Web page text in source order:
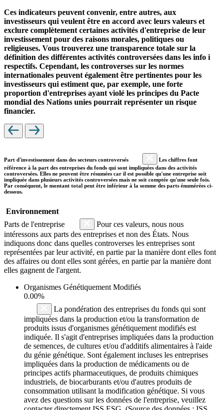
Ces indicateurs peuvent convenir, entre autres, aux
investisseurs qui veulent être en accord avec leurs valeurs et
exclure complètement certaines activités d'entreprise de leur
investissement pour des raisons morales, politiques ou
religieuses. Vous trouverez une transparence totale sur la
définition des différentes activités controversées dans les info i
respectifs. Cependant, les controverses sur les normes
internationales peuvent également être pertinentes pour les
investisseurs qui estiment que, par exemple, une forte
proportion d'entreprises ayant violé les principes du Pacte
mondial des Nations unies pourrait représenter un risque
financier.
Part d'investissement dans des secteurs controversés
Les chiffres font
référence à la part des entreprises du fonds qui sont impliquées dans des activités
controversées. Elles ne peuvent être résumées car il est possible qu'une entreprise soit
impliquée dans plusieurs activités controversées mais ne soit comptée qu'une seule fois.
Par conséquent, le montant total peut être inférieur à la somme des parts énumérées ci-
dessous.
Environnement
Parts de l'entreprise
Pour ces valeurs, nous nous
intéressons aux parts des entreprises et non des États. Nous
indiquons donc dans quelles controverses les entreprises sont
représentées par leur activité, en partie par la manière dont elles font
des affaires ou dont elles sont gérées, en partie par la manière dont
elles gagnent de l'argent.
Organismes Génétiquement Modifiés
0.00%
La pondération des entreprises du fonds qui sont
impliquées dans la production et/ou la transformation de
produits issus d'organismes génétiquement modifiés est
indiquée. Il s'agit d'entreprises impliquées dans la production
de semences, de cultures et/ou d'additifs alimentaires à l'aide
du génie génétique. Sont également incluses les entreprises
impliquées dans la production de médicaments ou de
principes actifs pharmaceutiques, de produits chimiques
industriels, de biocarburants et/ou d'autres produits de
consommation utilisant la modification génétique. Si vous
avez des questions sur les données de l'entreprise, veuillez